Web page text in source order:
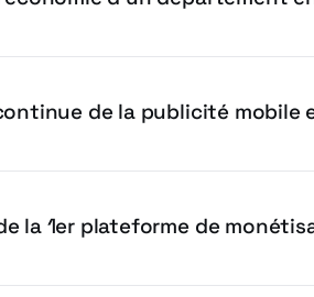
de la publicité mobile
la 1er plateforme de